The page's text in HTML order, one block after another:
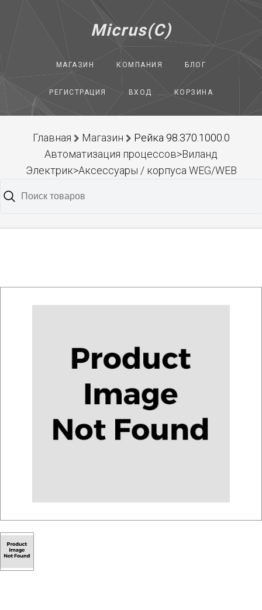
Micrus(C)
МАГАЗИН КОМПАНИЯ БЛОГ
РЕГИСТРАЦИЯ ВХОД КОРЗИНА
Главная Магазин
Рейка 98.370.1000.0
Автоматизация процессов>Виланд
Электрик>Аксессуары / корпуса WEG/WEB